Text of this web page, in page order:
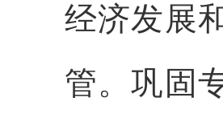
经济发展
管。巩固